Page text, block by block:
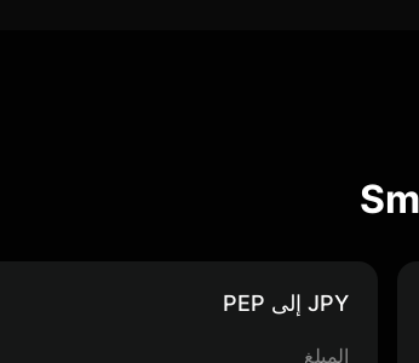
JPY إلى PEP
المبلغ